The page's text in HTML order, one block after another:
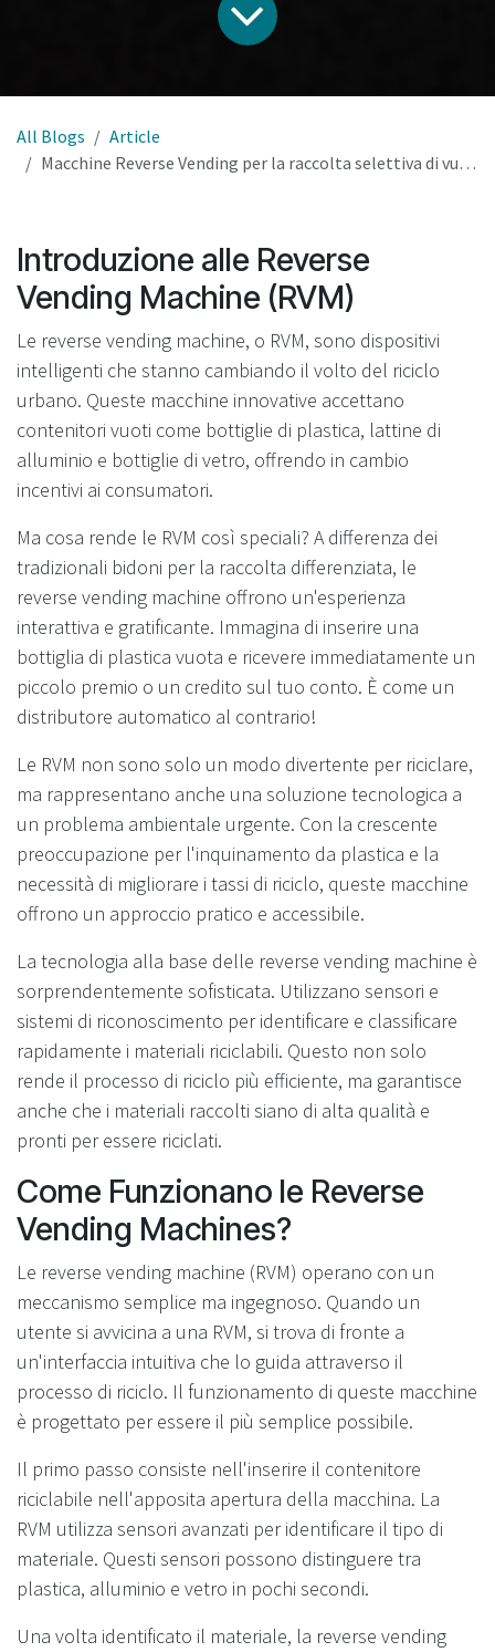
All Blogs
Article
Macchine Reverse Vending per la raccolta selettiva di vuoti.
Introduzione alle Reverse
Vending Machine (RVM)
Le reverse vending machine, o RVM, sono dispositivi
intelligenti che stanno cambiando il volto del riciclo
urbano. Queste macchine innovative accettano
contenitori vuoti come bottiglie di plastica, lattine di
alluminio e bottiglie di vetro, offrendo in cambio
incentivi ai consumatori.
Ma cosa rende le RVM così speciali? A differenza dei
tradizionali bidoni per la raccolta differenziata, le
reverse vending machine offrono un'esperienza
interattiva e gratificante. Immagina di inserire una
bottiglia di plastica vuota e ricevere immediatamente un
piccolo premio o un credito sul tuo conto. È come un
distributore automatico al contrario!
Le RVM non sono solo un modo divertente per riciclare,
ma rappresentano anche una soluzione tecnologica a
un problema ambientale urgente. Con la crescente
preoccupazione per l'inquinamento da plastica e la
necessità di migliorare i tassi di riciclo, queste macchine
offrono un approccio pratico e accessibile.
La tecnologia alla base delle reverse vending machine è
sorprendentemente sofisticata. Utilizzano sensori e
sistemi di riconoscimento per identificare e classificare
rapidamente i materiali riciclabili. Questo non solo
rende il processo di riciclo più efficiente, ma garantisce
anche che i materiali raccolti siano di alta qualità e
pronti per essere riciclati.
Come Funzionano le Reverse
Vending Machines?
Le reverse vending machine (RVM) operano con un
meccanismo semplice ma ingegnoso. Quando un
utente si avvicina a una RVM, si trova di fronte a
un'interfaccia intuitiva che lo guida attraverso il
processo di riciclo. Il funzionamento di queste macchine
è progettato per essere il più semplice possibile.
Il primo passo consiste nell'inserire il contenitore
riciclabile nell'apposita apertura della macchina. La
RVM utilizza sensori avanzati per identificare il tipo di
materiale. Questi sensori possono distinguere tra
plastica, alluminio e vetro in pochi secondi.
Una volta identificato il materiale, la reverse vending